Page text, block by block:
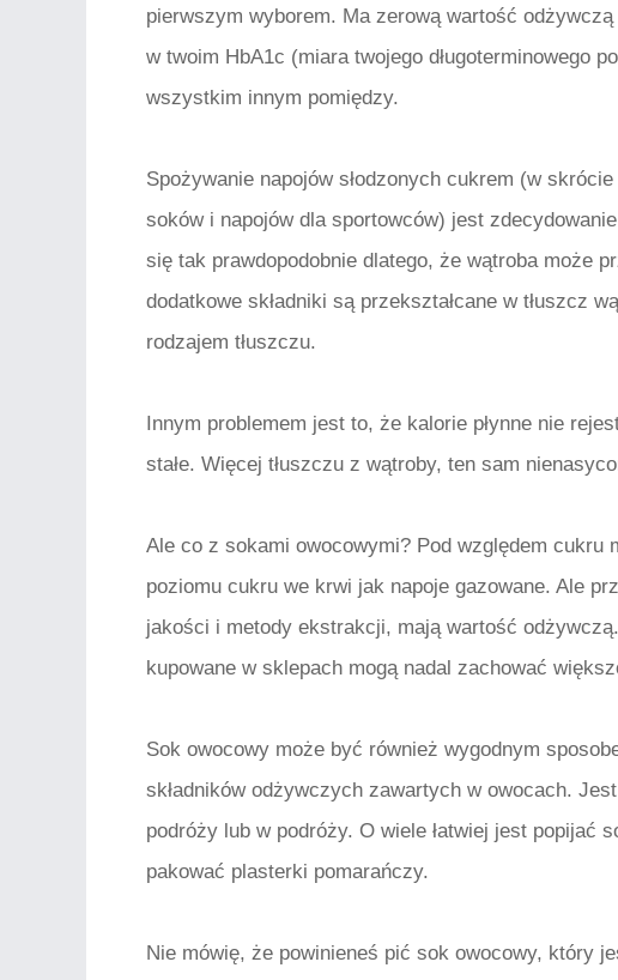
pierwszym wyborem. Ma zerową wartość
w twoim HbA1c (miara twojego długoterminowego
wszystkim innym pomiędzy.
Spożywanie napojów słodzonych cukrem (w
soków i napojów dla sportowców) jest
się tak prawdopodobnie dlatego, że wątroba może
dodatkowe składniki są przekształcane w tłuszcz
rodzajem tłuszczu.
Innym problemem jest to, że kalorie płynne nie
stałe. Więcej tłuszczu z wątroby, ten sam
Ale co z sokami owocowymi? Pod względem cukru
poziomu cukru we krwi jak napoje gazowane. Ale
jakości i metody ekstrakcji, mają wartość
kupowane w sklepach mogą nadal zachować
Sok owocowy może być również wygodnym
składników odżywczych zawartych w owocach.
podróży lub w podróży. O wiele łatwiej jest popijać
pakować plasterki pomarańczy.
Nie mówię, że powinieneś pić sok owocowy, który